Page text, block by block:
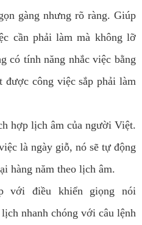
gàng nhưng rõ ràng. Giúp
cần phải làm mà không lỡ
có tính năng nhắc việc bằng
công việc sắp phải làm
hợp lịch âm của người Việt.
là ngày giỗ, nó sẽ tự động
hàng năm theo lịch âm.
với điều khiển giọng nói
nhanh chóng với câu lệnh